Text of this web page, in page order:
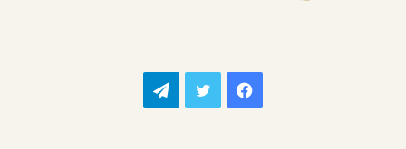
فيسبوك تويتر تيلقرام